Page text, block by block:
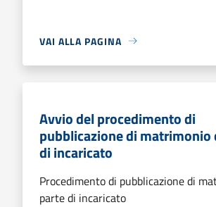
VAI ALLA PAGINA
Avvio del procedimento di
pubblicazione di matrimonio
di incaricato
Procedimento di pubblicazione di
parte di incaricato